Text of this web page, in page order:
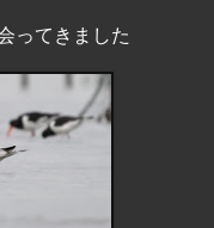
ってきました